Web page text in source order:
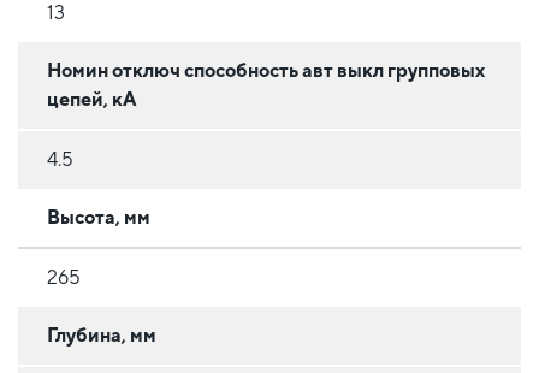
13
Номин отключ способность авт выкл групповых
цепей, кА
4.5
Высота, мм
265
Глубина, мм